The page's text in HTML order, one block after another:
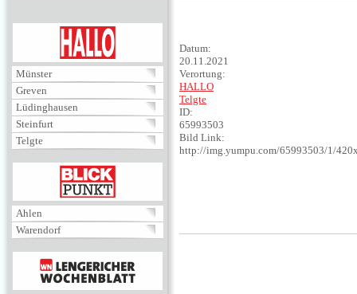
Münster
Greven
Lüdinghausen
Steinfurt
Telgte
BLICKPUNKT
Ahlen
Warendorf
MENÜ
Datum:
20.11.2021
Verortung:
HALLO
Telgte
ID:
65993503
Bild Link:
http://img.yumpu.com/65993503/1/